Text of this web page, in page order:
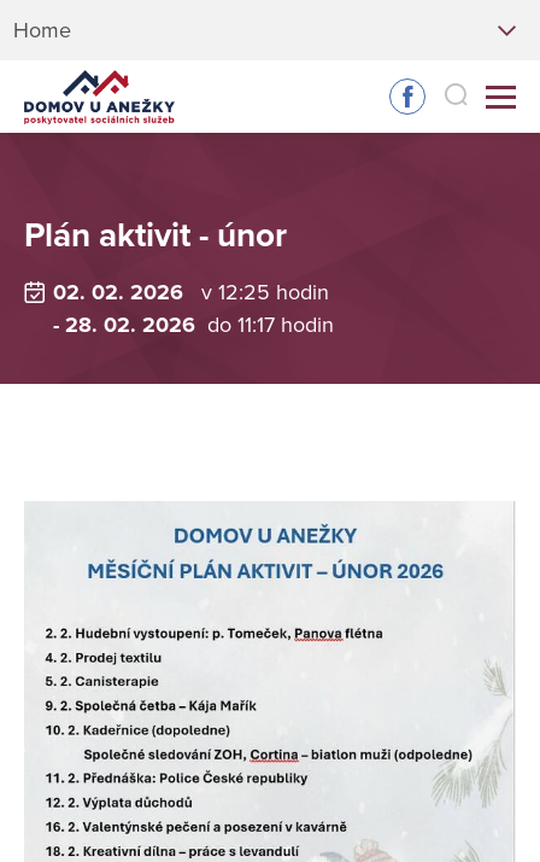
Home
Plán aktivit - únor
02. 02. 2026
v 12:25 hodin
- 28. 02. 2026 do 11:17 hodin